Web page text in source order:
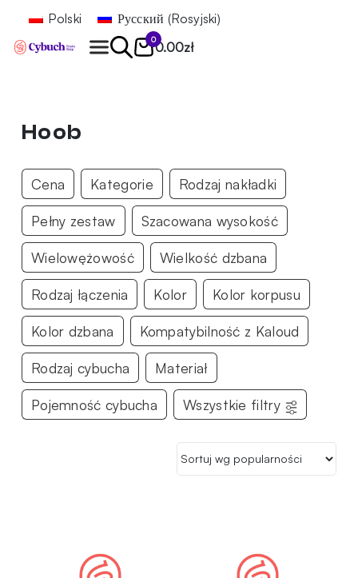
Polski Русский (Rosyjski)
0
0.00zł
Hoob
Cena Kategorie Rodzaj nakładki
Pełny zestaw Szacowana wysokość
Wielowężowość Wielkość dzbana
Rodzaj łączenia Kolor Kolor korpusu
Kolor dzbana Kompatybilność z Kaloud
Rodzaj cybucha Materiał
Pojemność cybucha Wszystkie filtry